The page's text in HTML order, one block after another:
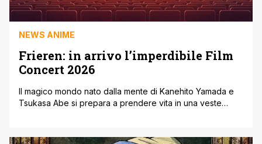
NEWS ANIME
Frieren: in arrivo l’imperdibile Film
Concert 2026
Il magico mondo nato dalla mente di Kanehito Yamada e
Tsukasa Abe si prepara a prendere vita in una veste
mostrato al pubblico la bellissima illustrazione ufficiale